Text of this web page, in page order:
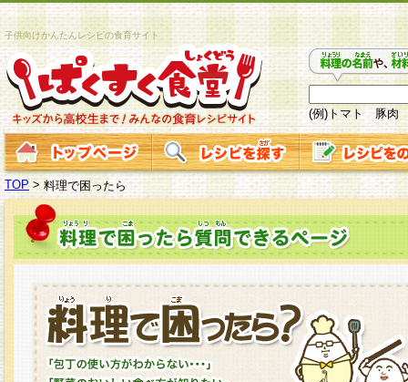
子供向けかんたんレシピの食育サイト
(例)トマト 豚肉
TOP >料理で困ったら